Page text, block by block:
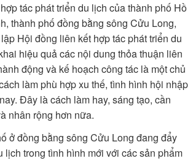
tác phát triển du lịch của thành phố Hồ
thành phố đồng bằng sông Cửu Long,
Hội đồng liên kết hợp tác phát triển du
hiệu quả các nội dung thỏa thuận liên
động và kế hoạch công tác là một chủ
làm phù hợp xu thế, tình hình hội nhập
Ðây là cách làm hay, sáng tạo, cần
nhân rộng hơn nữa.
ở đồng bằng sông Cửu Long đang đẩy
lịch trong tình hình mới với các sản phẩm